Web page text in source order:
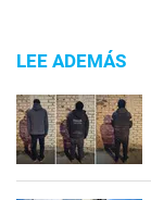
LEE ADEMÁS